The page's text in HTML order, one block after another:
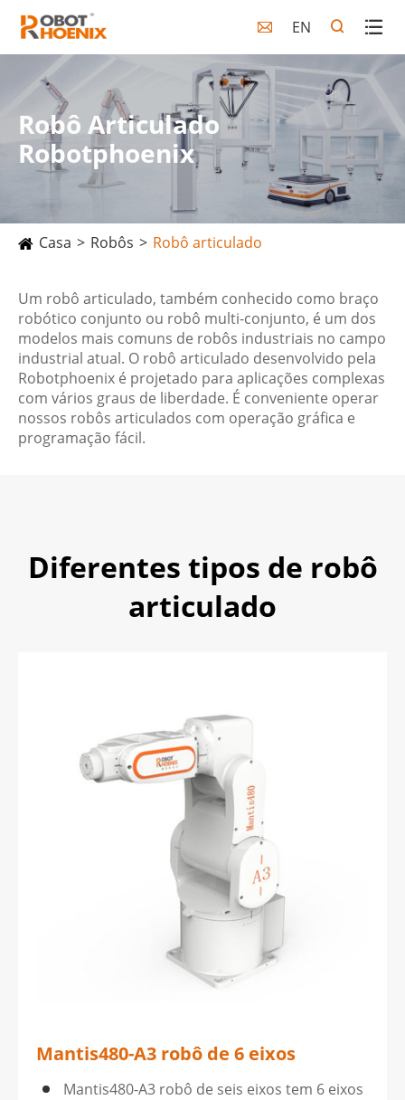
 EN
Robô Articulado
Robotphoenix
Casa Robôs Robô articulado
Um robô articulado, também conhecido como braço
robótico conjunto ou robô multi-conjunto, é um dos
modelos mais comuns de robôs industriais no campo
industrial atual. O robô articulado desenvolvido pela
Robotphoenix é projetado para aplicações complexas
com vários graus de liberdade. É conveniente operar
nossos robôs articulados com operação gráfica e
programação fácil.
Diferentes tipos de robô
articulado
Mantis480-A3 robô de 6 eixos
Mantis480-A3 robô de seis eixos tem 6 eixos